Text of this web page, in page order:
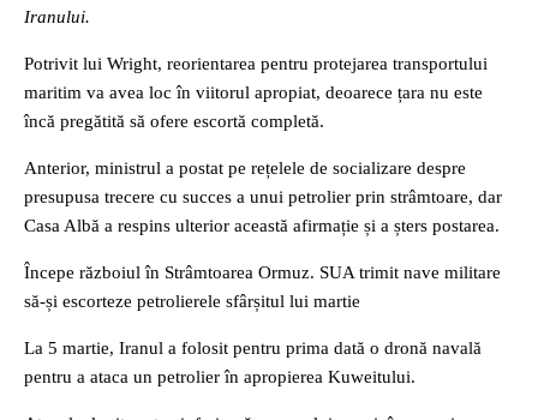
Iranului.
Potrivit lui Wright, reorientarea pentru protejarea transportului
maritim va avea loc în viitorul apropiat, deoarece țara nu este
încă pregătită să ofere escortă completă.
Anterior, ministrul a postat pe rețelele de socializare despre
presupusa trecere cu succes a unui petrolier prin strâmtoare, dar
Casa Albă a respins ulterior această afirmație și a șters postarea.
Începe războiul în Strâmtoarea Ormuz. SUA trimit nave militare
să-și escorteze petrolierele sfârșitul lui martie
La 5 martie, Iranul a folosit pentru prima dată o dronă navală
pentru a ataca un petrolier în apropierea Kuweitului.